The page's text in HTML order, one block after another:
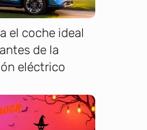
el coche ideal
de la
eléctrico